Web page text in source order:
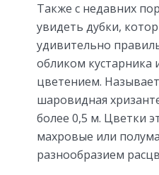
Также с недавних
увидеть дубки,
удивительно
обликом
цветением.
шаровидная
более 0,5 м. Цветки
махровые или
разнообразием